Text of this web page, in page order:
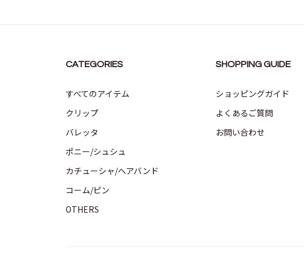
CATEGORIES
すべてのアイテム
クリップ
バレッタ
ポニー/シュシュ
カチューシャ/ヘアバンド
コーム/ピン
OTHERS
SHOPPING GUIDE
ショッピングガイド
よくあるご質問
お問い合わせ